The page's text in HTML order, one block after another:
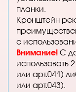
планки.
Кронштейн
с
Внимание! С
использовать
или арт.041)
или арт.043).